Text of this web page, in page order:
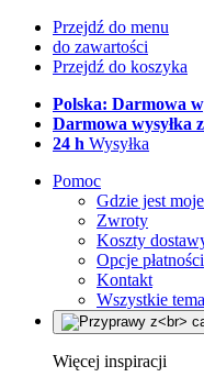
Przejdź do menu
do zawartości
Przejdź do koszyka
Polska: Darmowa
Darmowa wysyłka
24 h Wysyłka
Pomoc
Gdzie jest
Zwroty
Koszty
Opcje płatności
Kontakt
Wszystkie
Więcej inspiracji